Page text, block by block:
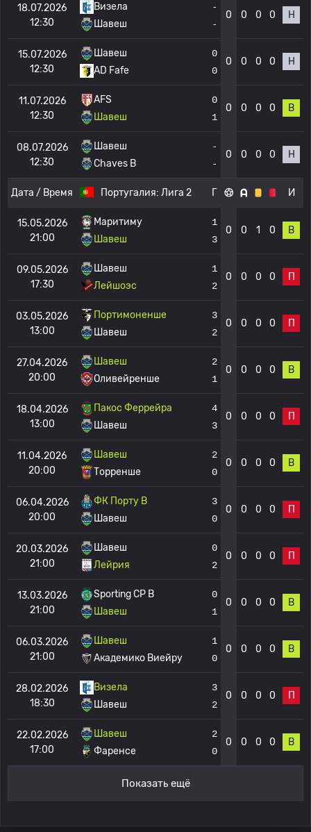
18.07.2026
12:30
Визела
Шавеш
-
-
0 0 0 0 Н
15.07.2026
12:30
Шавеш
AD Fafe
0
0
0 0 0 0 Н
11.07.2026
12:30
AFS
Шавеш
0
1
0 0 0 0 В
08.07.2026
12:30
Шавеш
Chaves B
-
-
0 0 0 0 Н
Дата / Время Португалия: Лига 2 Г И
15.05.2026
21:00
Маритиму
Шавеш
1
3
0 0 1 0 В
09.05.2026
17:30
Шавеш
Лейшоэс
1
2
0 0 0 0 П
03.05.2026
13:00
Портимоненше
Шавеш
3
2
0 0 0 0 П
27.04.2026
20:00
Шавеш
Оливейренше
2
1
0 0 0 0 В
18.04.2026
13:00
Пакос Феррейра
Шавеш
4
3
0 0 0 0 П
11.04.2026
20:00
Шавеш
Торренше
2
0
0 0 0 0 В
06.04.2026
20:00
ФК Порту B
Шавеш
3
0
0 0 0 0 П
20.03.2026
21:00
Шавеш
Лейрия
0
2
0 0 0 0 П
13.03.2026
21:00
Sporting CP B
Шавеш
0
1
0 0 0 0 В
06.03.2026
21:00
Шавеш
Академико Виейру
1
0
0 0 0 0 В
28.02.2026
18:30
Визела
Шавеш
3
2
0 0 0 0 П
22.02.2026
17:00
Шавеш
Фаренсе
2
0
0 0 0 0 В
Показать ещё